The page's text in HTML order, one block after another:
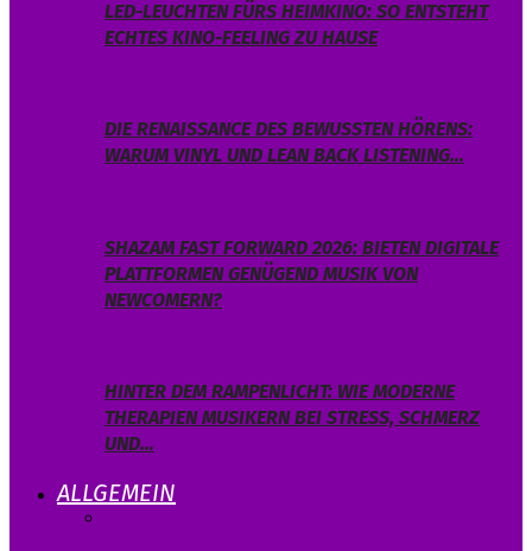
LED-LEUCHTEN FÜRS HEIMKINO: SO ENTSTEHT
ECHTES KINO-FEELING ZU HAUSE
DIE RENAISSANCE DES BEWUSSTEN HÖRENS:
WARUM VINYL UND LEAN BACK LISTENING…
SHAZAM FAST FORWARD 2026: BIETEN DIGITALE
PLATTFORMEN GENÜGEND MUSIK VON
NEWCOMERN?
HINTER DEM RAMPENLICHT: WIE MODERNE
THERAPIEN MUSIKERN BEI STRESS, SCHMERZ
UND…
ALLGEMEIN